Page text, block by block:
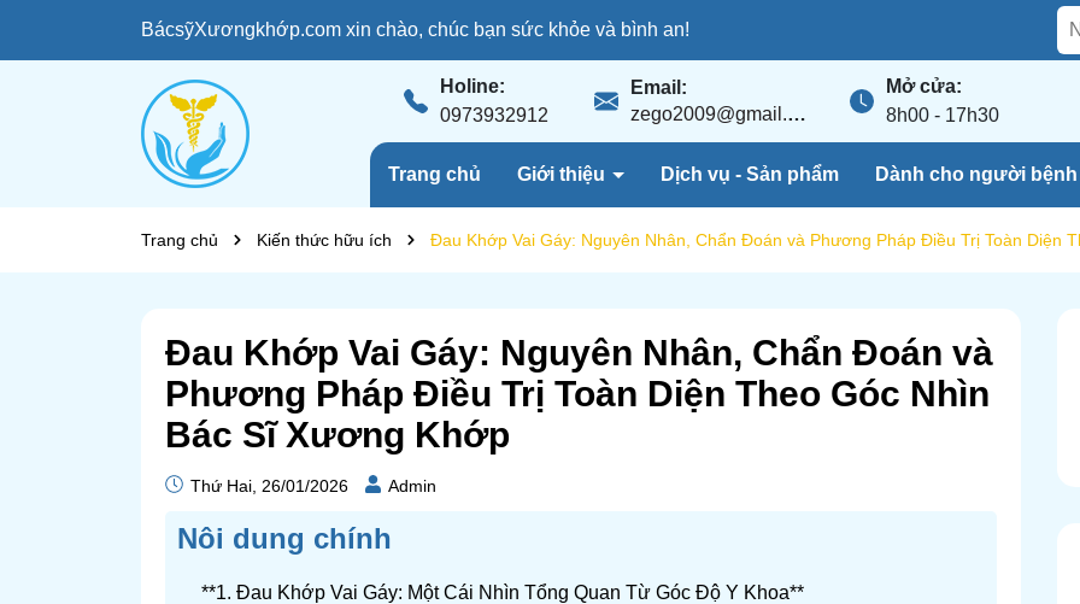
BácsỹXươngkhớp.com xin chào, chúc bạn sức khỏe và bình an!
Holine:
0973932912
Email:
zego2009@gmail.com
Mở cửa:
8h00 - 17h30
Trang chủ Giới thiệu Dịch vụ - Sản phẩm Dành cho người bệnh
Trang chủ Kiến thức hữu ích Đau Khớp Vai Gáy: Nguyên Nhân, Chẩn Đoán và Phương Pháp Điều Trị Toàn Diện
Đau Khớp Vai Gáy: Nguyên Nhân, Chẩn Đoán và
Phương Pháp Điều Trị Toàn Diện Theo Góc Nhìn
Bác Sĩ Xương Khớp
Thứ Hai, 26/01/2026 Admin
Nôi dung chính
**1. Đau Khớp Vai Gáy: Một Cái Nhìn Tổng Quan Từ Góc Độ Y Khoa**